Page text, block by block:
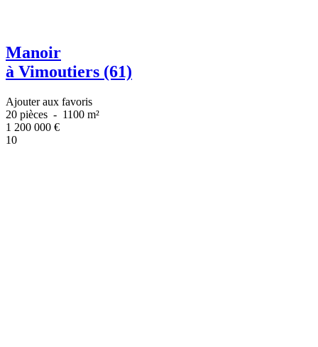
Manoir
à Vimoutiers (61)
Ajouter aux favoris
20 pièces - 1100 m²
1 200 000 €
10